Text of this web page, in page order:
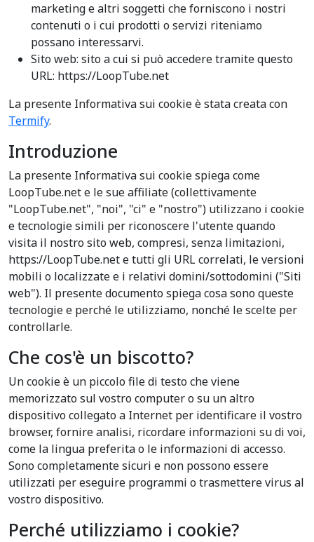
marketing e altri soggetti che forniscono i nostri
contenuti o i cui prodotti o servizi riteniamo
possano interessarvi.
Sito web: sito a cui si può accedere tramite questo
URL: https://LoopTube.net
La presente Informativa sui cookie è stata creata con
Termify.
Introduzione
La presente Informativa sui cookie spiega come
LoopTube.net e le sue affiliate (collettivamente
"LoopTube.net", "noi", "ci" e "nostro") utilizzano i cookie
e tecnologie simili per riconoscere l'utente quando
visita il nostro sito web, compresi, senza limitazioni,
https://LoopTube.net e tutti gli URL correlati, le versioni
mobili o localizzate e i relativi domini/sottodomini ("Siti
web"). Il presente documento spiega cosa sono queste
tecnologie e perché le utilizziamo, nonché le scelte per
controllarle.
Che cos'è un biscotto?
Un cookie è un piccolo file di testo che viene
memorizzato sul vostro computer o su un altro
dispositivo collegato a Internet per identificare il vostro
browser, fornire analisi, ricordare informazioni su di voi,
come la lingua preferita o le informazioni di accesso.
Sono completamente sicuri e non possono essere
utilizzati per eseguire programmi o trasmettere virus al
vostro dispositivo.
Perché utilizziamo i cookie?